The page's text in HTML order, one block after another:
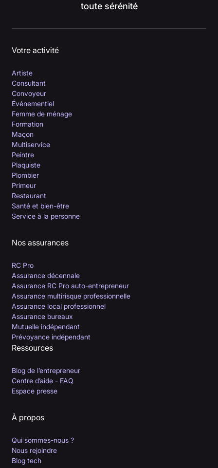
toute sérénité
Votre activité
Artiste
Consultant
Convoyeur
Événementiel
Femme de ménage
Formation
Maçon
Multiservice
Peintre
Plaquiste
Plombier
Primeur
Restaurant
Santé et bien-être
Service à la personne
Nos assurances
RC Pro
Assurance décennale
Assurance RC Pro auto-entrepreneur
Assurance multirisque professionnelle
Assurance local professionnel
Assurance bureaux
Mutuelle indépendant
Prévoyance indépendant
Ressources
Blog de l’entrepreneur
Centre d’aide - FAQ
Espace presse
À propos
Qui sommes-nous ?
Nous rejoindre
Blog tech